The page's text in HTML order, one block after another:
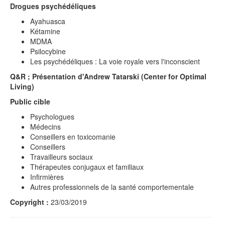
Drogues psychédéliques
Ayahuasca
Kétamine
MDMA
Psilocybine
Les psychédéliques : La voie royale vers l'inconscient
Q&R ; Présentation d'Andrew Tatarski (Center for Optimal
Living)
Public cible
Psychologues
Médecins
Conseillers en toxicomanie
Conseillers
Travailleurs sociaux
Thérapeutes conjugaux et familiaux
Infirmières
Autres professionnels de la santé comportementale
Copyright : 23/03/2019